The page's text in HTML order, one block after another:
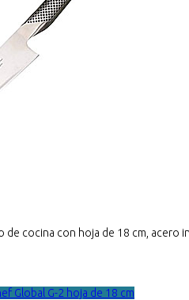
de cocina con hoja de 18 cm, acero
Global G-2 hoja de 18 cm